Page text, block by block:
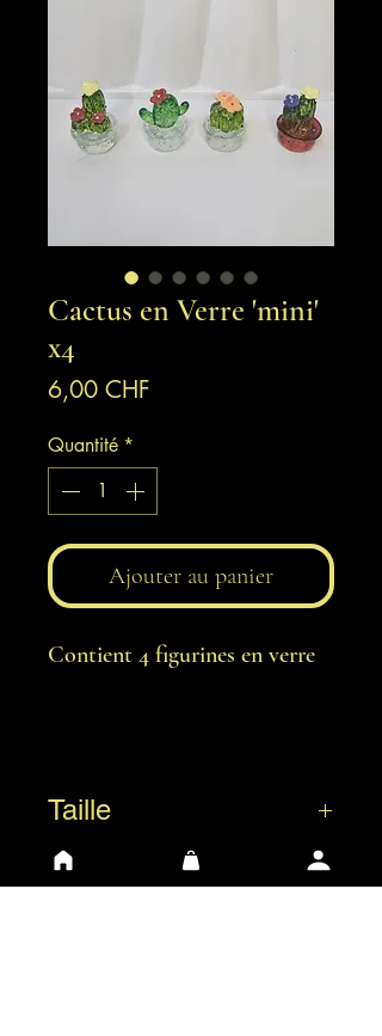
Cactus en Verre 'mini'
x4
6,00 CHF
Quantité *
Ajouter au panier
Contient 4 figurines en verre
Taille
ca. 3 cm